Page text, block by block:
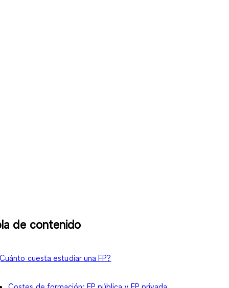
de contenido
cuesta estudiar una FP?